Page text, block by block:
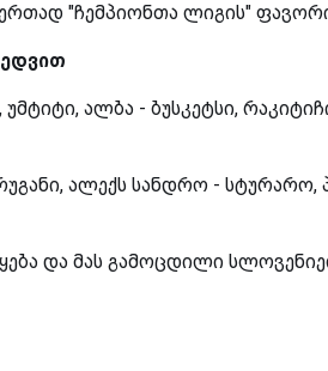
"ჩემპიონთა ლიგის"
ალბა - ბუსკეტსი,
ალექს სანდრო - სტურარო,
და მას გამოცდილი